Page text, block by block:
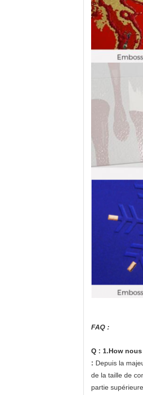
FAQ :
Q : 1.How
: Depuis la
de la taille de
partie